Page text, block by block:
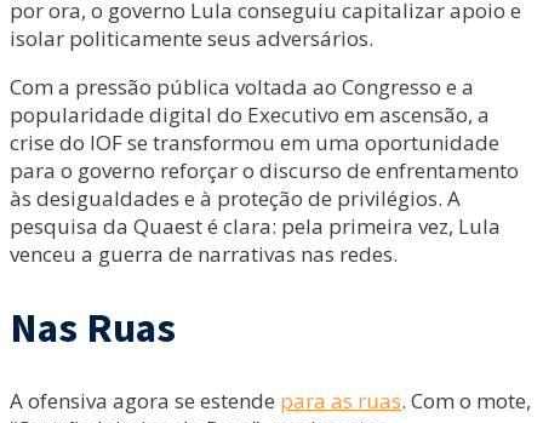
por ora, o governo Lula conseguiu capitalizar apoio e
isolar politicamente seus adversários.
Com a pressão pública voltada ao Congresso e a
popularidade digital do Executivo em ascensão, a
crise do IOF se transformou em uma oportunidade
para o governo reforçar o discurso de enfrentamento
às desigualdades e à proteção de privilégios. A
pesquisa da Quaest é clara: pela primeira vez, Lula
venceu a guerra de narrativas nas redes.
Nas Ruas
A ofensiva agora se estende para as ruas. Com o mote,